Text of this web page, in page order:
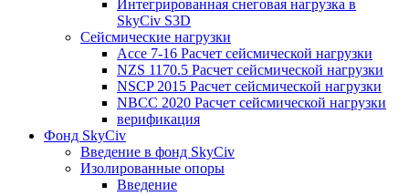
Интегрированная снеговая нагрузка в
SkyCiv S3D
Сейсмические нагрузки
Ассе 7-16 Расчет сейсмической нагрузки
NZS 1170.5 Расчет сейсмической нагрузки
NSCP 2015 Расчет сейсмической нагрузки
NBCC 2020 Расчет сейсмической нагрузки
верификация
Фонд SkyCiv
Введение в фонд SkyCiv
Изолированные опоры
Введение